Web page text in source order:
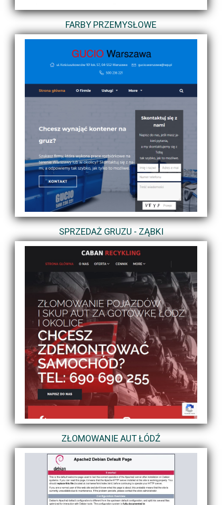
FARBY PRZEMYSŁOWE
SPRZEDAŻ GRUZU - ZĄBKI
ZŁOMOWANIE AUT ŁÓDŹ